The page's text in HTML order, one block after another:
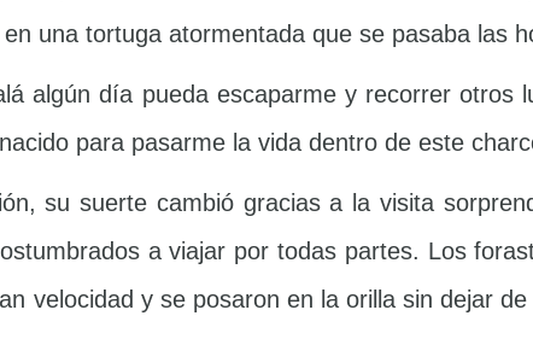
una tortuga atormentada que se pasaba las
algún día pueda escaparme y recorrer otros
para pasarme la vida dentro de este
su suerte cambió gracias a la visita
a viajar por todas partes. Los
velocidad y se posaron en la orilla sin dejar